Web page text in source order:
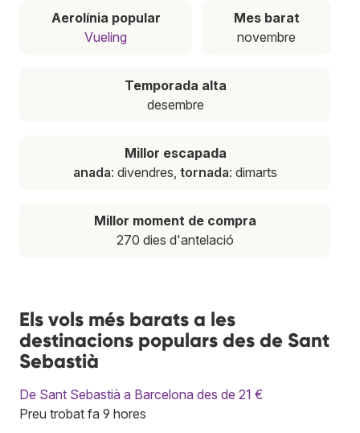
Aerolínia popular
Vueling
Mes barat
novembre
Temporada alta
desembre
Millor escapada
anada: divendres, tornada: dimarts
Millor moment de compra
270 dies d'antelació
Els vols més barats a les
destinacions populars des de Sant
Sebastià
De Sant Sebastià a Barcelona des de 21 €
Preu trobat fa 9 hores